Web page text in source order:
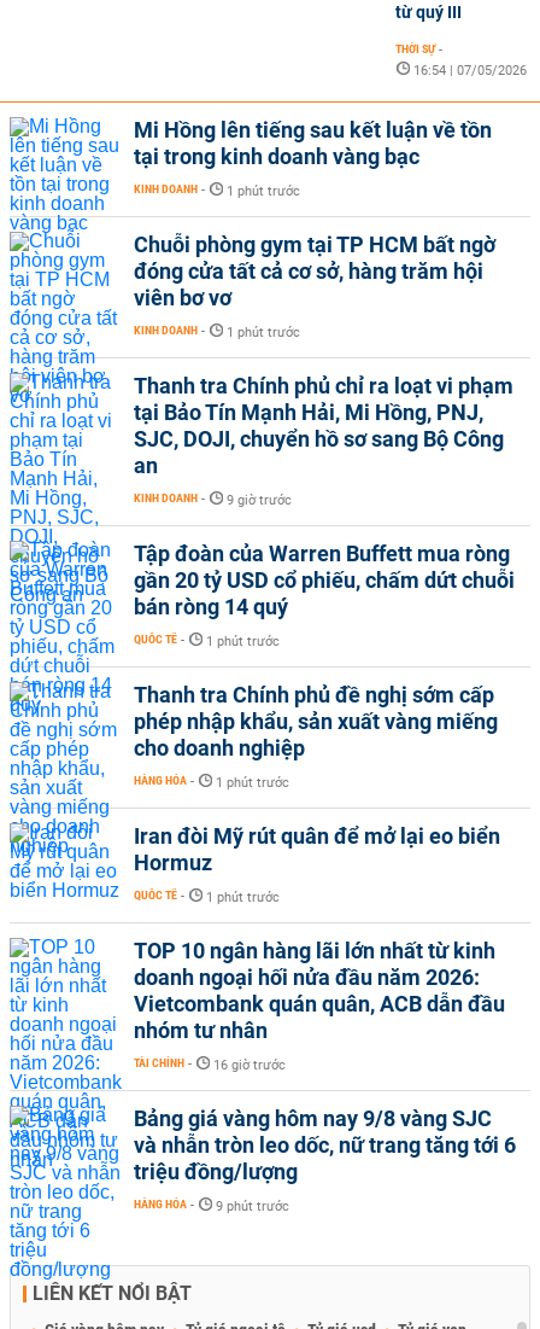
từ quý III
THỜI SỰ -
16:54 | 07/05/2026
Mi Hồng lên tiếng sau kết luận về tồn
tại trong kinh doanh vàng bạc
KINH DOANH - 1 phút trước
Chuỗi phòng gym tại TP HCM bất ngờ
đóng cửa tất cả cơ sở, hàng trăm hội
viên bơ vơ
KINH DOANH - 1 phút trước
Thanh tra Chính phủ chỉ ra loạt vi phạm
tại Bảo Tín Mạnh Hải, Mi Hồng, PNJ,
SJC, DOJI, chuyển hồ sơ sang Bộ Công
an
KINH DOANH - 9 giờ trước
Tập đoàn của Warren Buffett mua ròng
gần 20 tỷ USD cổ phiếu, chấm dứt chuỗi
bán ròng 14 quý
QUỐC TẾ - 1 phút trước
Thanh tra Chính phủ đề nghị sớm cấp
phép nhập khẩu, sản xuất vàng miếng
cho doanh nghiệp
HÀNG HÓA - 1 phút trước
Iran đòi Mỹ rút quân để mở lại eo biển
Hormuz
QUỐC TẾ - 1 phút trước
TOP 10 ngân hàng lãi lớn nhất từ kinh
doanh ngoại hối nửa đầu năm 2026:
Vietcombank quán quân, ACB dẫn đầu
nhóm tư nhân
TÀI CHÍNH - 16 giờ trước
Bảng giá vàng hôm nay 9/8 vàng SJC
và nhẫn tròn leo dốc, nữ trang tăng tới 6
triệu đồng/lượng
HÀNG HÓA - 9 phút trước
LIÊN KẾT NỔI BẬT